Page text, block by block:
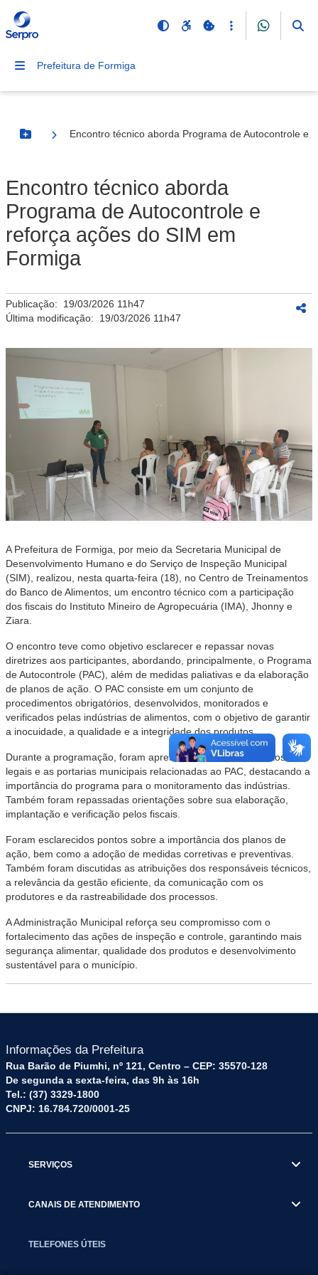
Prefeitura de Formiga
Botão Menu
Encontro técnico aborda Programa de Autocontrole e
Encontro técnico aborda
Programa de Autocontrole e
reforça ações do SIM em
Formiga
Publicação: 19/03/2026 11h47
Última modificação: 19/03/2026 11h47
A Prefeitura de Formiga, por meio da Secretaria Municipal de
Desenvolvimento Humano e do Serviço de Inspeção Municipal
(SIM), realizou, nesta quarta-feira (18), no Centro de Treinamentos
do Banco de Alimentos, um encontro técnico com a participação
dos fiscais do Instituto Mineiro de Agropecuária (IMA), Jhonny e
Ziara.
O encontro teve como objetivo esclarecer e repassar novas
diretrizes aos participantes, abordando, principalmente, o Programa
de Autocontrole (PAC), além de medidas paliativas e da elaboração
de planos de ação. O PAC consiste em um conjunto de
procedimentos obrigatórios, desenvolvidos, monitorados e
verificados pelas indústrias de alimentos, com o objetivo de garantir
a inocuidade, a qualidade e a integridade dos produtos.
Durante a programação, foram apresentados os fundamentos
legais e as portarias municipais relacionadas ao PAC, destacando a
importância do programa para o monitoramento das indústrias.
Também foram repassadas orientações sobre sua elaboração,
implantação e verificação pelos fiscais.
Foram esclarecidos pontos sobre a importância dos planos de
ação, bem como a adoção de medidas corretivas e preventivas.
Também foram discutidas as atribuições dos responsáveis técnicos,
a relevância da gestão eficiente, da comunicação com os
produtores e da rastreabilidade dos processos.
A Administração Municipal reforça seu compromisso com o
fortalecimento das ações de inspeção e controle, garantindo mais
segurança alimentar, qualidade dos produtos e desenvolvimento
sustentável para o município.
Informações da Prefeitura
Rua Barão de Piumhi, nº 121, Centro – CEP: 35570-128
De segunda a sexta-feira, das 9h às 16h
Tel.: (37) 3329-1800
CNPJ: 16.784.720/0001-25
SERVIÇOS
CANAIS DE ATENDIMENTO
TELEFONES ÚTEIS